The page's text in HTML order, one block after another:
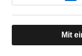
Mit